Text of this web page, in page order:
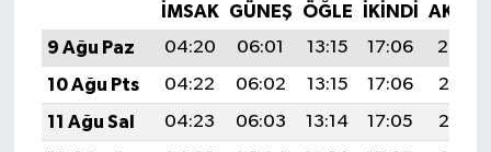
İMSAK GÜNEŞ ÖĞLE İKINDI
9 Ağu Paz
04:20 06:01 13:15 17:06
20:19
10 Ağu Pts
04:22 06:02 13:15 17:06
20:18
11 Ağu Sal
04:23 06:03 13:14 17:05
20:16